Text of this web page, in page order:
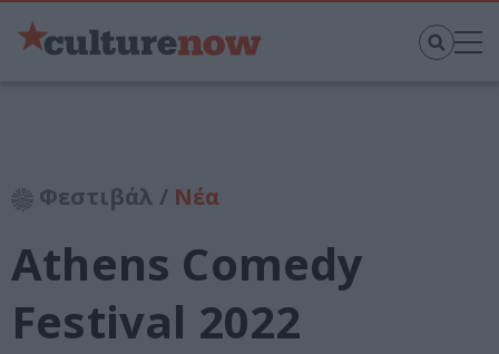
Φεστιβάλ / Νέα
Athens Comedy
Festival 2022